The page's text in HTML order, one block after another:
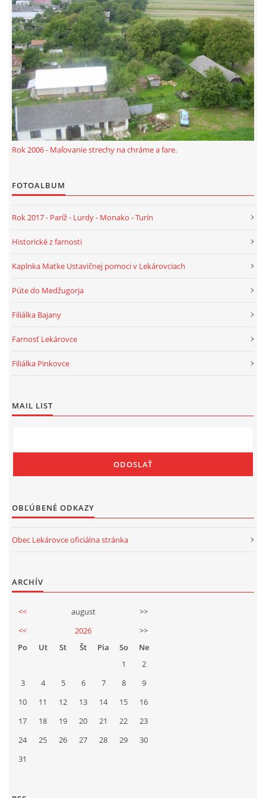
PRIJÍMANIE EUCHARISTIE U DETÍ
MODLITBA ZA OCHRANU KU KLOKOČOVSKEJ
BOHORODIČKE V ČASE VÍRUSOVEJ EPIDÉMIE
WEBOVÉ STRÁNKY
OCHRANA OSOBNÝCH ÚDAJOV
Protojerej. ThDr. Marek Pejo, PhD., farár
Hore ↑
Rok 2006 - Maľovanie strechy na chráme a fare.
FOTOALBUM
Rok 2017 - Paríž - Lurdy - Monako - Turín
Historické z farnosti
Kaplnka Matke Ustavičnej pomoci v Lekárovciach
Púte do Medžugorja
Filiálka Bajany
Farnosť Lekárovce
Filiálka Pinkovce
MAIL LIST
OBĽÚBENÉ ODKAZY
Obec Lekárovce oficiálna stránka
ARCHÍV
<< august
>>
<<
2026
>>
Po
Ut St Št Pia So
Ne
1
2
3
4 5 6 7 8
9
10
11 12 13 14 15
16
17
18 19 20 21 22
23
24
25 26 27 28 29
30
31